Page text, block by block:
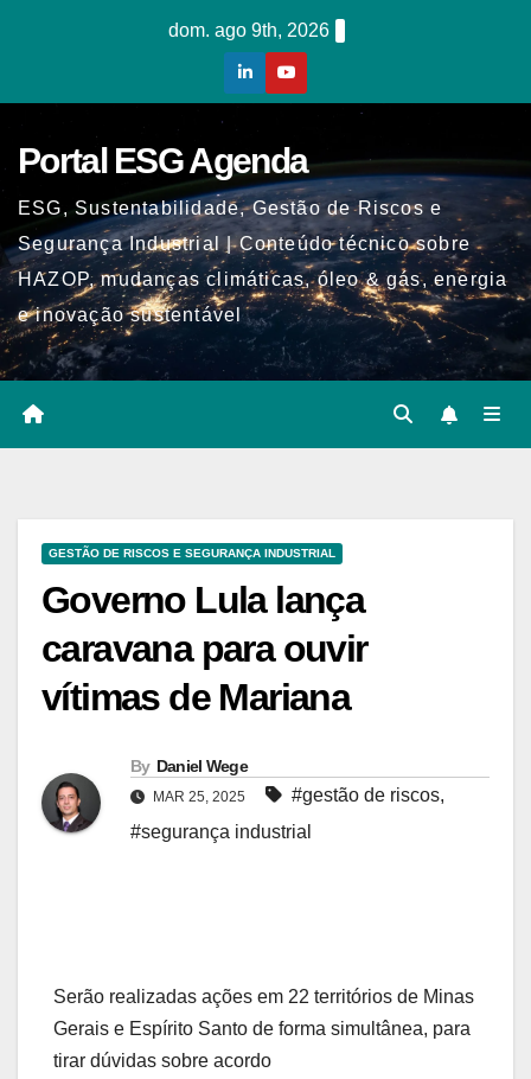
dom. ago 9th, 2026
Portal ESG Agenda
ESG, Sustentabilidade, Gestão de Riscos e
Segurança Industrial | Conteúdo técnico sobre
HAZOP, mudanças climáticas, óleo & gás, energia
e inovação sustentável
GESTÃO DE RISCOS E SEGURANÇA INDUSTRIAL
Governo Lula lança
caravana para ouvir
vítimas de Mariana
By Daniel Wege
MAR 25, 2025 #gestão de riscos,
#segurança industrial
Serão realizadas ações em 22 territórios de Minas
Gerais e Espírito Santo de forma simultânea, para
tirar dúvidas sobre acordo